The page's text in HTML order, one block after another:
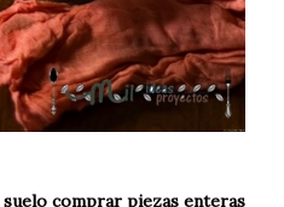
suelo comprar piezas enteras